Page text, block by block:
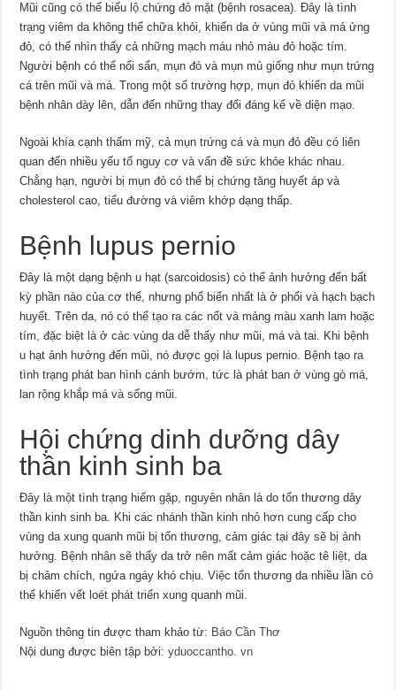
Mũi cũng có thể biểu lộ chứng đỏ mặt (bệnh rosacea). Ðây là tình
trạng viêm da không thể chữa khỏi, khiến da ở vùng mũi và má ửng
đỏ, có thể nhìn thấy cả những mạch máu nhỏ màu đỏ hoặc tím.
Người bệnh có thể nổi sẩn, mụn đỏ và mụn mủ giống như mụn trứng
cá trên mũi và má. Trong một số trường hợp, mụn đỏ khiến da mũi
bệnh nhân dày lên, dẫn đến những thay đổi đáng kể về diện mạo.
Ngoài khía cạnh thẩm mỹ, cả mụn trứng cá và mụn đỏ đều có liên
quan đến nhiều yếu tố nguy cơ và vấn đề sức khỏe khác nhau.
Chẳng hạn, người bị mụn đỏ có thể bị chứng tăng huyết áp và
cholesterol cao, tiểu đường và viêm khớp dạng thấp.
Bệnh lupus pernio
Ðây là một dạng bệnh u hạt (sarcoidosis) có thể ảnh hưởng đến bất
kỳ phần nào của cơ thể, nhưng phổ biển nhất là ở phổi và hạch bạch
huyết. Trên da, nó có thể tạo ra các nốt và mảng màu xanh lam hoặc
tím, đặc biệt là ở các vùng da dễ thấy như mũi, má và tai. Khi bệnh
u hạt ảnh hưởng đến mũi, nó được gọi là lupus pernio. Bệnh tạo ra
tình trạng phát ban hình cánh bướm, tức là phát ban ở vùng gò má,
lan rộng khắp má và sống mũi.
Hội chứng dinh dưỡng dây
thần kinh sinh ba
Ðây là một tình trạng hiếm gặp, nguyên nhân là do tổn thương dây
thần kinh sinh ba. Khi các nhánh thần kinh nhỏ hơn cung cấp cho
vùng da xung quanh mũi bị tổn thương, cảm giác tại đây sẽ bị ảnh
hưởng. Bệnh nhân sẽ thấy da trở nên mất cảm giác hoặc tê liệt, da
bị châm chích, ngứa ngáy khó chịu. Việc tổn thương da nhiều lần có
thể khiến vết loét phát triển xung quanh mũi.
Nguồn thông tin được tham khảo từ: Báo Cần Thơ
Nội dung được biên tập bởi:yduoccantho. vn